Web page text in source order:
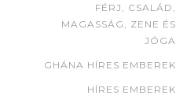
FÉRJ, CSALÁD,
MAGASSÁG, ZENE ÉS
JÓGA
GHÁNA HÍRES EMBEREK
HÍRES EMBEREK